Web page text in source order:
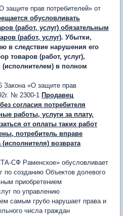
защите прав потребителей» от
обусловливать
(работ, услуг) обязательным
(работ, услуг). Убытки,
в следствие нарушения его
товаров (работ, услуг),
в полном
Закона «О защите прав
№ 2300-1Продавец
согласия потребителя
работы, услуги за плату.
от оплаты таких работ
потребитель вправе
возврата
СФ Раменское» обусловливает
по созданию Объектов долевого
приобретением
по управлению
самым грубо нарушает права и
числа граждан